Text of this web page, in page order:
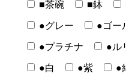
■茶碗 ■鉢
●グレー ●ゴー
●プラチナ ●ル
●白 ●紫 ●